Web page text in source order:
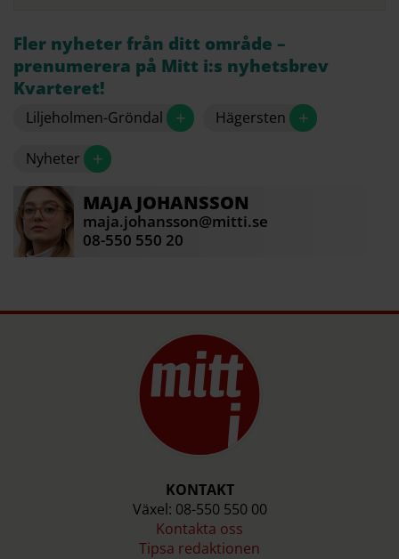
Fler nyheter från ditt område –
prenumerera på Mitt i:s nyhetsbrev
Kvarteret!
Liljeholmen-Gröndal + Hägersten +
Nyheter +
MAJA JOHANSSON
maja.johansson@mitti.se
08-550 550 20
KONTAKT
Växel: 08-550 550 00
Kontakta oss
Tipsa redaktionen